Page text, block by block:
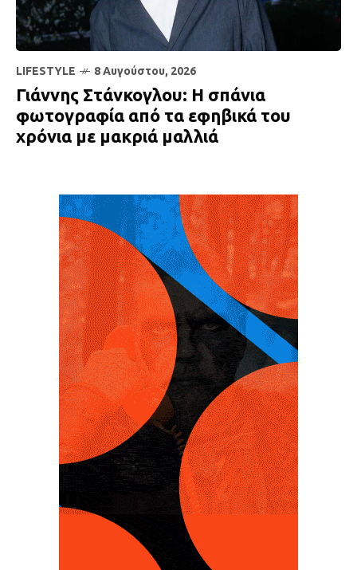
LIFESTYLE 8 Αυγούστου, 2026
Γιάννης Στάνκογλου: Η σπάνια
φωτογραφία από τα εφηβικά του
χρόνια με μακριά μαλλιά